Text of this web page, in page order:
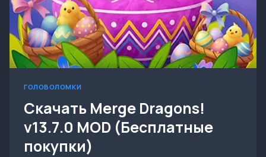
ГОЛОВОЛОМКИ
Скачать Merge Dragons!
v13.7.0 MOD (Бесплатные
покупки)